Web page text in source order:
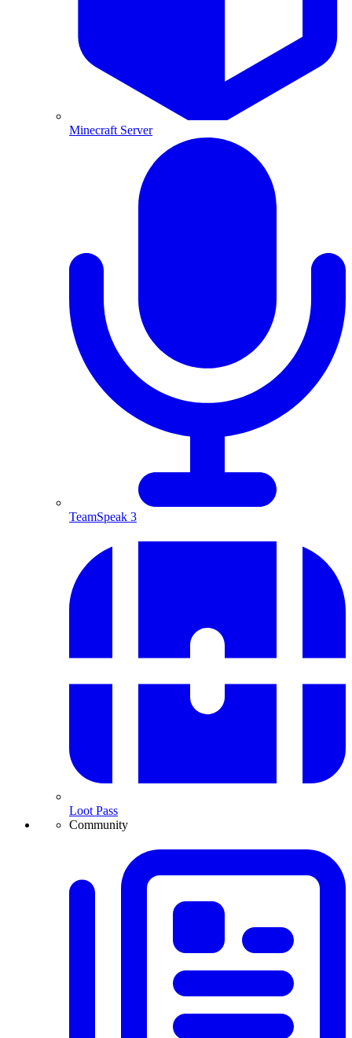
Minecraft Server
TeamSpeak 3
Loot Pass
Community